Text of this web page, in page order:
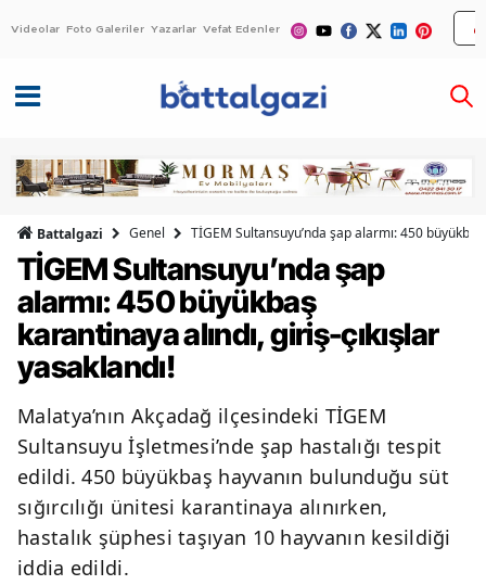
Videolar Foto Galeriler Yazarlar Vefat Edenler
Battalgazi Genel TİGEM Sultansuyu’nda şap alarmı: 450
TİGEM Sultansuyu’nda şap
alarmı: 450 büyükbaş
karantinaya alındı, giriş-çıkışlar
yasaklandı!
Malatya’nın Akçadağ ilçesindeki TİGEM
Sultansuyu İşletmesi’nde şap hastalığı tespit
edildi. 450 büyükbaş hayvanın bulunduğu süt
sığırcılığı ünitesi karantinaya alınırken,
hastalık şüphesi taşıyan 10 hayvanın kesildiği
iddia edildi.